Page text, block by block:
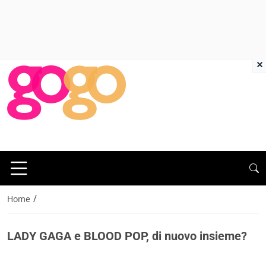
Home /
LADY GAGA e BLOOD POP, di nuovo insieme?
×